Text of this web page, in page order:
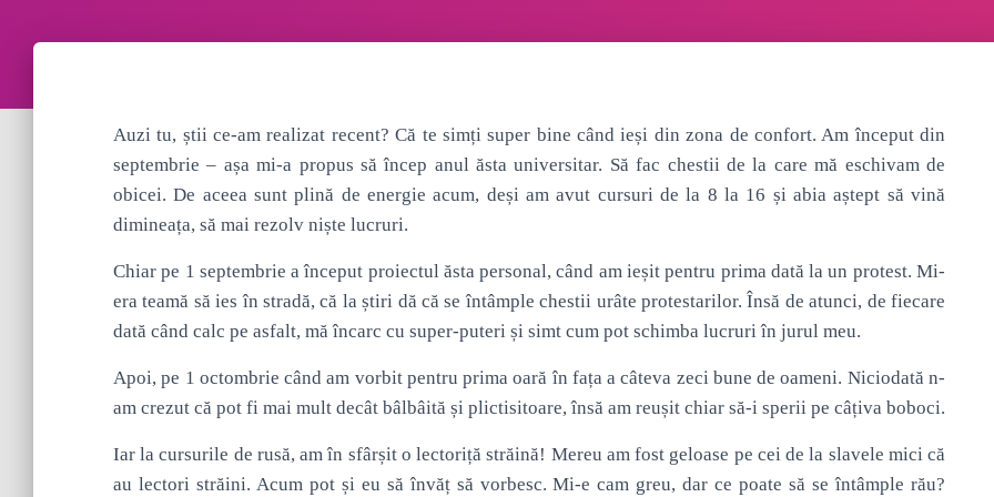
Auzi tu, știi ce-am realizat recent? Că te simți super bine când ieși din zona de confort. Am început din
septembrie – așa mi-a propus să încep anul ăsta universitar. Să fac chestii de la care mă eschivam de
obicei. De aceea sunt plină de energie acum, deși am avut cursuri de la 8 la 16 și abia aștept să vină
dimineața, să mai rezolv niște lucruri.
Chiar pe 1 septembrie a început proiectul ăsta personal, când am ieșit pentru prima dată la un protest. Mi-
era teamă să ies în stradă, că la știri dă că se întâmple chestii urâte protestarilor. Însă de atunci, de fiecare
dată când calc pe asfalt, mă încarc cu super-puteri și simt cum pot schimba lucruri în jurul meu.
Apoi, pe 1 octombrie când am vorbit pentru prima oară în fața a câteva zeci bune de oameni. Niciodată n-
am crezut că pot fi mai mult decât bâlbâită și plictisitoare, însă am reușit chiar să-i sperii pe câțiva boboci.
Iar la cursurile de rusă, am în sfârșit o lectoriță străină! Mereu am fost geloase pe cei de la slavele mici că
au lectori străini. Acum pot și eu să învăț să vorbesc. Mi-e cam greu, dar ce poate să se întâmple rău?